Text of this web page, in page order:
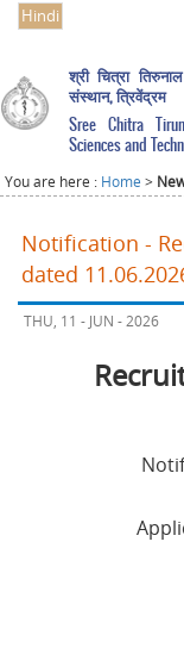
Hindi
श्री चित्रा
संस्थान, त्रिवेंद्रम
Sree Chitra
Sciences and
You are here : Home >
Notification -
dated
THU, 11 - JUN - 2026